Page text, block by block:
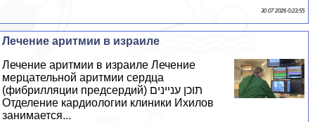
30 07 2026 0:23:55
Лечение аритмии в израиле
Лечение аритмии в израиле Лечение
мерцательной аритмии сердца
(фибрилляции предсердий) תוכן עניינים ​
Отделение кардиологии клиники Ихилов
занимается...